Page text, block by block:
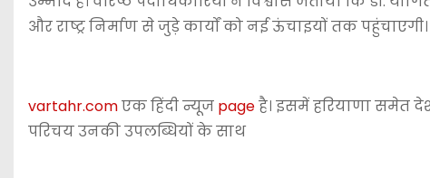
और राष्ट्र निर्माण से जुड़े कार्यों को नई ऊंचाइयों तक पहुंचाएगी।
vartahr.comएक हिंदी न्यूज pageहै। इसमें हरियाणा समेत
परिचय उनकी उपलब्धियों के साथ